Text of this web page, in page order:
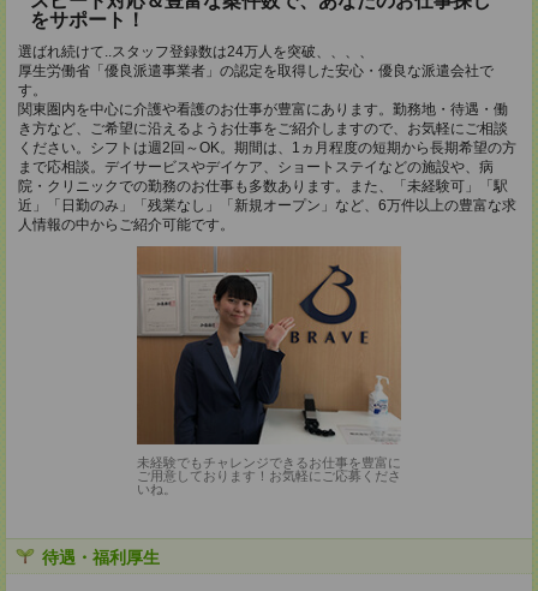
をサポート！
選ばれ続けて..スタッフ登録数は24万人を突破、、、、
厚生労働省「優良派遣事業者」の認定を取得した安心・優良な派遣会社で
す。
関東圏内を中心に介護や看護のお仕事が豊富にあります。勤務地・待遇・働
き方など、ご希望に沿えるようお仕事をご紹介しますので、お気軽にご相談
ください。シフトは週2回～OK。期間は、1ヵ月程度の短期から長期希望の方
まで応相談。デイサービスやデイケア、ショートステイなどの施設や、病
院・クリニックでの勤務のお仕事も多数あります。また、「未経験可」「駅
近」「日勤のみ」「残業なし」「新規オープン」など、6万件以上の豊富な求
人情報の中からご紹介可能です。
未経験でもチャレンジできるお仕事を豊富に
ご用意しております！お気軽にご応募くださ
いね。
待遇・福利厚生